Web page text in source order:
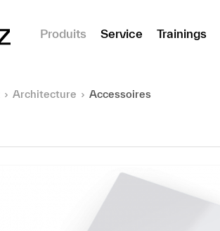
Produits
Service Trainings
Architecture Accessoires